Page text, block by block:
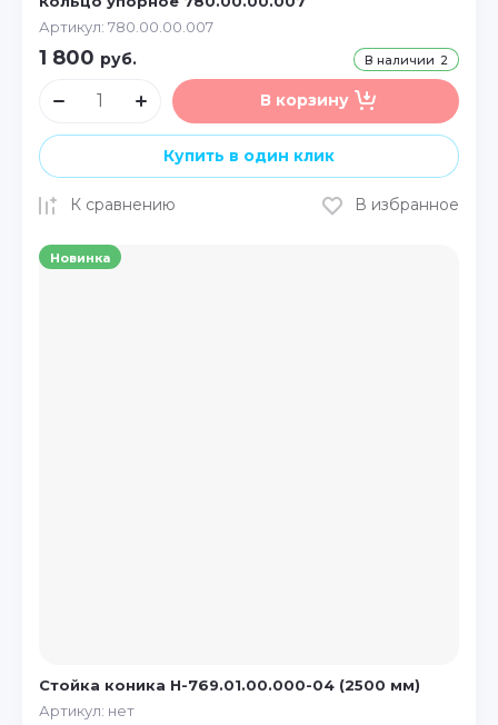
Артикул: 780.00.00.007
В наличии 2
1 800 руб.
В корзину
Купить в один клик
К сравнению В избранное
Новинка
Стойка коника Н-769.01.00.000-04 (2500 мм)
Артикул: нет